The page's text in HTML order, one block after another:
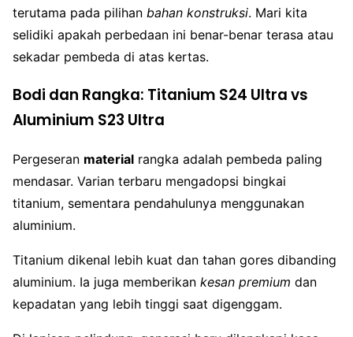
terutama pada pilihan bahan konstruksi. Mari kita
selidiki apakah perbedaan ini benar-benar terasa atau
sekadar pembeda di atas kertas.
Bodi dan Rangka: Titanium S24 Ultra vs
Aluminium S23 Ultra
Pergeseran material rangka adalah pembeda paling
mendasar. Varian terbaru mengadopsi bingkai
titanium, sementara pendahulunya menggunakan
aluminium.
Titanium dikenal lebih kuat dan tahan gores dibanding
aluminium. Ia juga memberikan kesan premium dan
kepadatan yang lebih tinggi saat digenggam.